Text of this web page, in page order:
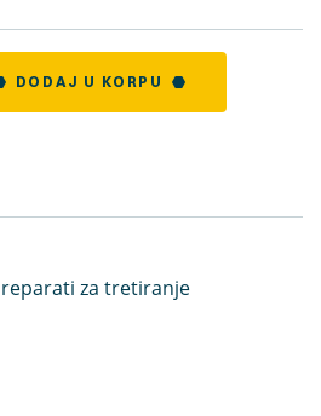
DODAJ U KORPU
za tretiranje